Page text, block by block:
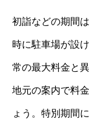
初詣などの期間
時に駐車場が設
常の最大料金と
地元の案内で料
ょう。特別期間